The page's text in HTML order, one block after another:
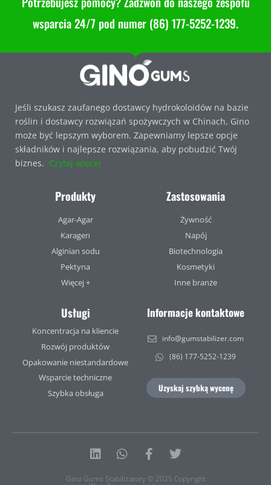
wsparcia 24/7 pod numer (86) 177-5252-1239.
Jeśli szukasz zaufanego dostawcy hydrokoloidów na bazie
roślin i dostawcy rozwiązań spożywczych w Chinach, Gino
może być lepszym wyborem. Zapewniamy lepsze opcje
składników i najlepsze rozwiązania, aby pobudzić Twój
biznes. Czytaj więcej
Produkty
Agar-Agar
Karagen
Alginian sodu
Pektyna
Więcej +
Zastosowania
Żywność
Napój
Biotechnologia
Kosmetyki
Inne branże
Usługi
Koncentracja na kliencie
Rozwój produktów
Opakowanie niestandardowe
Wsparcie techniczne
Szybka obsługa
Informacje kontaktowe
info@gumstabilizer.com
(86) 177-5252-1239
Uzyskaj szybką wycenę
LinkedinWhatsapp
Facebook-
Twitter
Gino Gums Stabilizatory © 2025 Copyright